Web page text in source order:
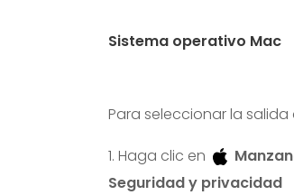
Sistema operativo Mac
Para seleccionar la
1. Haga clic en
Seguridad y privacidad